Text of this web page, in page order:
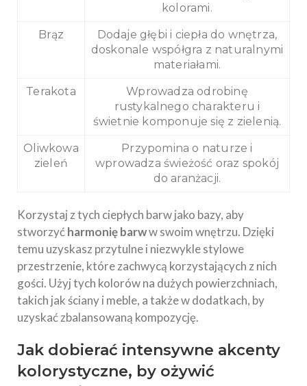
kolorami.
Brąz
Dodaje głębi i ciepła do wnętrza,
doskonale współgra z naturalnymi
materiałami.
Terakota
Wprowadza odrobinę
rustykalnego charakteru i
świetnie komponuje się z zielenią.
Oliwkowa
zieleń
Przypomina o naturze i
wprowadza świeżość oraz spokój
do aranżacji.
Korzystaj z tych ciepłych barw jako bazy, aby
stworzyćharmonię barww swoim wnętrzu. Dzięki
temu uzyskasz przytulne i niezwykle stylowe
przestrzenie, które zachwycą korzystających z nich
gości. Użyj tych kolorów na dużych powierzchniach,
takich jak ściany i meble, a także w dodatkach, by
uzyskać zbalansowaną kompozycję.
Jak dobierać intensywne akcenty
kolorystyczne, by ożywić